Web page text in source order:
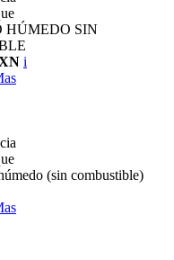
HÚMEDO SIN
i
(sin combustible)